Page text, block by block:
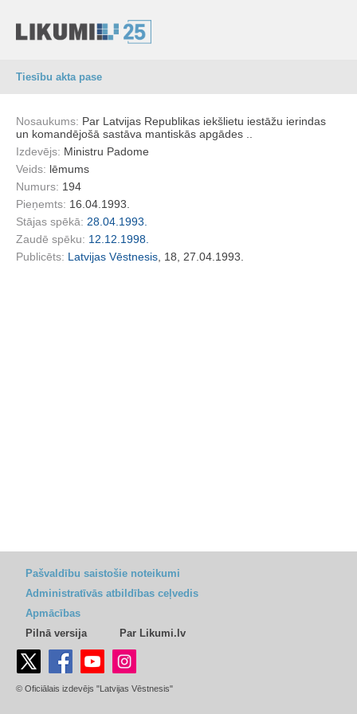
Tiesību akta pase
Nosaukums: Par Latvijas Republikas iekšlietu iestāžu ierindas
un komandējošā sastāva mantiskās apgādes ..
Izdevējs: Ministru Padome
Veids: lēmums
Numurs: 194
Pieņemts: 16.04.1993.
Stājas spēkā: 28.04.1993.
Zaudē spēku: 12.12.1998.
Publicēts: Latvijas Vēstnesis , 18, 27.04.1993.
Pašvaldību saistošie noteikumi
Administratīvās atbildības ceļvedis
Apmācības
Pilnā versija
Par Likumi.lv
© Oficiālais izdevējs "Latvijas Vēstnesis"